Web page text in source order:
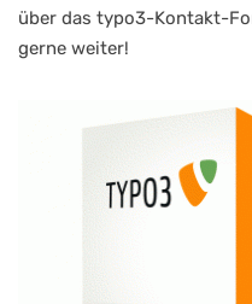
über das typo3-Kontakt-
gerne weiter!